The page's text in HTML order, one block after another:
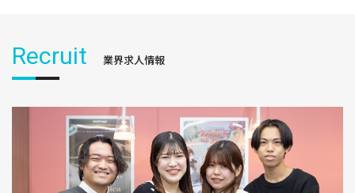
Recruit 業界求人情報